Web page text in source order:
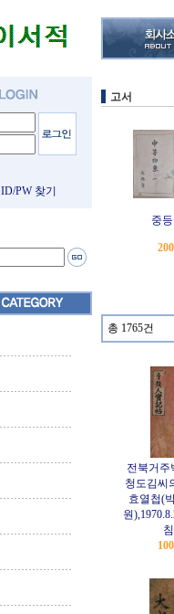
ID/PW 찾기
고서
중
총 1765건
전북거주
청도김씨
효열첩(
원